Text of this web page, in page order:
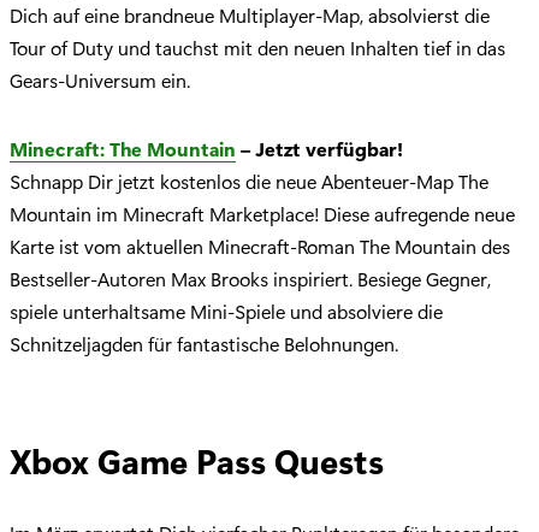
Dich auf eine brandneue Multiplayer-Map, absolvierst die
Tour of Duty und tauchst mit den neuen Inhalten tief in das
Gears-Universum ein.
Minecraft: The Mountain – Jetzt verfügbar!
Schnapp Dir jetzt kostenlos die neue Abenteuer-Map The
Mountain im Minecraft Marketplace! Diese aufregende neue
Karte ist vom aktuellen Minecraft-Roman The Mountain des
Bestseller-Autoren Max Brooks inspiriert. Besiege Gegner,
spiele unterhaltsame Mini-Spiele und absolviere die
Schnitzeljagden für fantastische Belohnungen.
Xbox Game Pass Quests